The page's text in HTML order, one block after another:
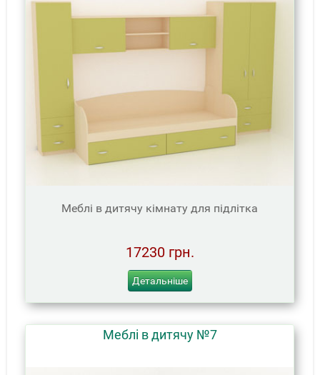
Меблі в дитячу кімнату для підлітка
17230 грн.
Детальніше
Меблі в дитячу №7